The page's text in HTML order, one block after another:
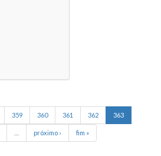
359 360 361 362 363
próximo › fim »